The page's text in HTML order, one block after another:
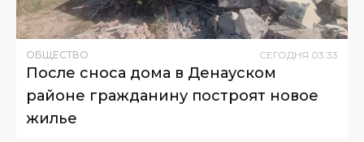
ОБЩЕСТВО СЕГОДНЯ 03:33
После сноса дома в Денауском
районе гражданину построят новое
жилье